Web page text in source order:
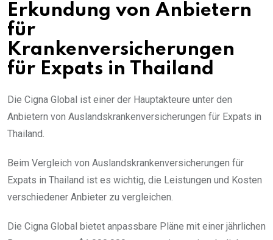
Erkundung von Anbietern
für
Krankenversicherungen
für Expats in Thailand
Die Cigna Global ist einer der Hauptakteure unter den
Anbietern von Auslandskrankenversicherungen für Expats in
Thailand.
Beim Vergleich von Auslandskrankenversicherungen für
Expats in Thailand ist es wichtig, die Leistungen und Kosten
verschiedener Anbieter zu vergleichen.
Die Cigna Global bietet anpassbare Pläne mit einer jährlichen